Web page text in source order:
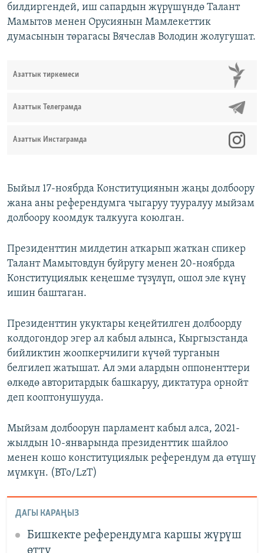
билдиргендей, иш сапардын жүрүшүндө Талант
Мамытов менен Орусиянын Мамлекеттик
думасынын төрагасы Вячеслав Володин жолугушат.
Азаттык тиркемеси
Азаттык Телеграмда
Азаттык Инстаграмда
Быйыл 17-ноябрда Конституциянын жаңы долбоору
жана аны референдумга чыгаруу тууралуу мыйзам
долбоору коомдук талкууга коюлган.
Президенттин милдетин аткарып жаткан спикер
Талант Мамытовдун буйругу менен 20-ноябрда
Конституциялык кеңешме түзүлүп, ошол эле күнү
ишин баштаган.
Президенттин укуктары кеңейтилген долбоорду
колдогондор эгер ал кабыл алынса, Кыргызстанда
бийликтин жоопкерчилиги күчөй турганын
белгилеп жатышат. Ал эми алардын оппоненттери
өлкөдө авторитардык башкаруу, диктатура орнойт
деп кооптонушууда.
Мыйзам долбоорун парламент кабыл алса, 2021-
жылдын 10-январында президенттик шайлоо
менен кошо конституциялык референдум да өтүшү
мүмкүн. (BTo/LzT)
ДАГЫ КАРАҢЫЗ
Бишкекте референдумга каршы жүрүш
өттү